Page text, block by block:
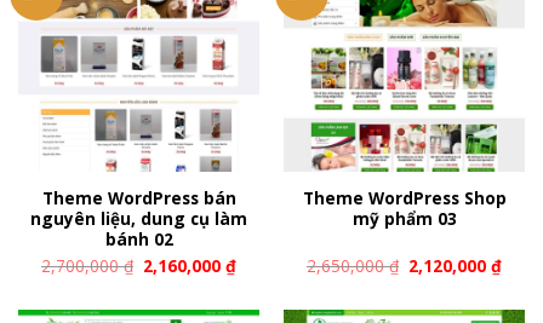
Theme WordPress bán
nguyên liệu, dung cụ làm
bánh 02
2,700,000₫ 2,160,000₫
Theme WordPress Shop
mỹ phẩm 03
2,650,000₫ 2,120,000₫